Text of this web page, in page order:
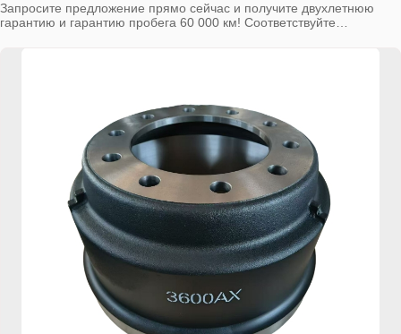
Запросите предложение прямо сейчас и получите двухлетнюю
гарантию и гарантию пробега 60 000 км! Соответствуйте